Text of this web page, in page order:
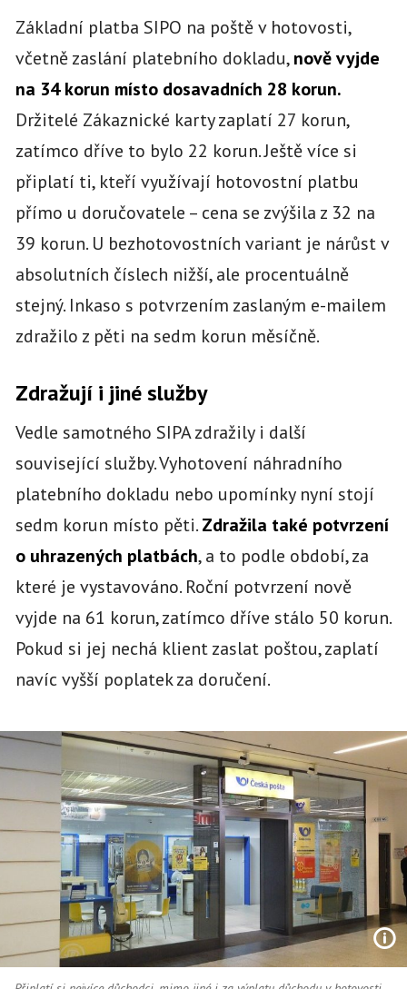
Základní platba SIPO na poště v hotovosti,
včetně zaslání platebního dokladu,nově vyjde
na 34 korun místo dosavadních 28 korun.
Držitelé Zákaznické karty zaplatí 27 korun,
zatímco dříve to bylo 22 korun. Ještě více si
připlatí ti, kteří využívají hotovostní platbu
přímo u doručovatele – cena se zvýšila z 32 na
39 korun. U bezhotovostních variant je nárůst v
absolutních číslech nižší, ale procentuálně
stejný. Inkaso s potvrzením zaslaným e-mailem
zdražilo z pěti na sedm korun měsíčně.
Zdražují i jiné služby
Vedle samotného SIPA zdražily i další
související služby. Vyhotovení náhradního
platebního dokladu nebo upomínky nyní stojí
sedm korun místo pěti.Zdražila také potvrzení
o uhrazených platbách, a to podle období, za
které je vystavováno. Roční potvrzení nově
vyjde na 61 korun, zatímco dříve stálo 50 korun.
Pokud si jej nechá klient zaslat poštou, zaplatí
navíc vyšší poplatek za doručení.